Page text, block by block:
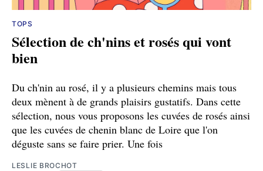
TOPS
Sélection de ch'nins et rosés qui vont
bien
Du ch'nin au rosé, il y a plusieurs chemins mais tous
deux mènent à de grands plaisirs gustatifs. Dans cette
sélection, nous vous proposons les cuvées de rosés ainsi
que les cuvées de chenin blanc de Loire que l'on
déguste sans se faire prier. Une fois
LESLIE BROCHOT